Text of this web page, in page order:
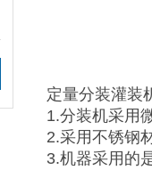
定量分装灌装
1.分装机采用
2.采用不锈钢
3.机器采用的